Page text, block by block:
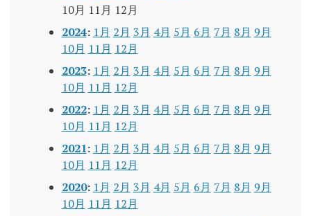
10月 11月 12月
2024: 1月 2月 3月 4月 5月 6月 7月 8月 9月
10月 11月 12月
2023: 1月 2月 3月 4月 5月 6月 7月 8月 9月
10月 11月 12月
2022: 1月 2月 3月 4月 5月 6月 7月 8月 9月
10月 11月 12月
2021: 1月 2月 3月 4月 5月 6月 7月 8月 9月
10月 11月 12月
2020: 1月 2月 3月 4月 5月 6月 7月 8月 9月
10月 11月 12月